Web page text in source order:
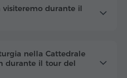
durante il
nella Cattedrale
durante il tour del